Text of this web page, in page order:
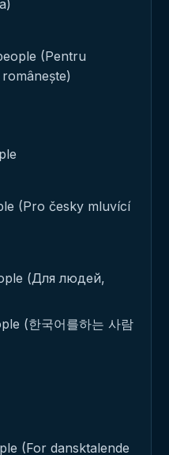
(Pentru
(Pro česky mluvící
(Для людей,
(한국어를하는 사람
(For dansktalende